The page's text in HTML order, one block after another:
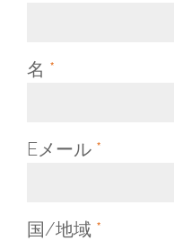
名 *
Eメール *
国/地域 *